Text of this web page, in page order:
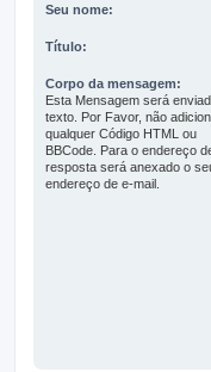
Seu nome:
Título:
Corpo da mensagem:
Esta Mensagem será
texto. Por Favor, não
qualquer Código HTML ou
BBCode. Para o endereço
resposta será anexado o
endereço de e-mail.